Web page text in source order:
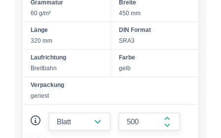
Grammatur
60 g/m²
Breite
450 mm
Länge
320 mm
DIN Format
SRA3
Laufrichtung
Breitbahn
Farbe
gelb
Verpackung
geriest
form.increase-